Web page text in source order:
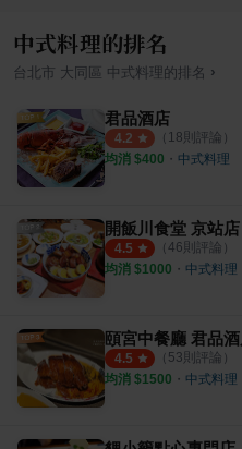
中式料理的排名
台北市 大同區 中式料理的排名 ›
君品酒店
4.2 （ 18則評論）
均消 $400 ・ 中式料理
開飯川食堂 京站店
4.5 （ 46則評論）
均消 $1000 ・ 中式料理
頤宮中餐廳 君品
4.5 （ 53則評論）
均消 $1500 ・ 中式料理